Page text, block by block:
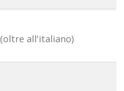
(oltre all'italiano)